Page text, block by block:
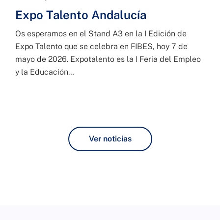
Expo Talento Andalucía
Os esperamos en el Stand A3 en la I Edición de
Expo Talento que se celebra en FIBES, hoy 7 de
mayo de 2026. Expotalento es la I Feria del Empleo
y la Educación…
Ver noticias